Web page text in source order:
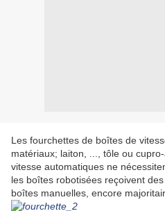
Les fourchettes de boîtes de
matériaux; laiton, ..., tôle ou
vitesse automatiques ne
les boîtes robotisées reçoivent
boîtes manuelles, encore